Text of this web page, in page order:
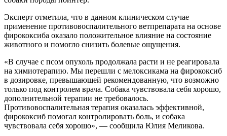
Эксперт отметила, что в данном клиническом случае
применение противовоспалительного ветпрепарата на основе
фирококсиба оказало положительное влияние на состояние
животного и помогло снизить болевые ощущения.
«В случае с псом опухоль продолжала расти и не реагировала
на химиотерапию. Мы перешли с мелоксикама на фирококсиб
в дозировке, превышающей рекомендованную, что возможно
только под контролем врача. Собака чувствовала себя хорошо,
дополнительной терапии не требовалось.
Противовоспалительная терапия оказалась эффективной,
фирококсиб помогал контролировать боль, и собака
чувствовала себя хорошо», — сообщила Юлия Меликова.